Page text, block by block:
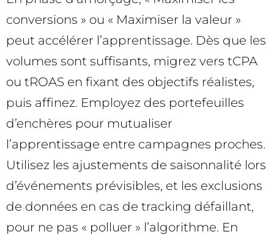
conversions » ou « Maximiser la valeur »
peut accélérer l’apprentissage. Dès que les
volumes sont suffisants, migrez vers tCPA
ou tROAS en fixant des objectifs réalistes,
puis affinez. Employez des portefeuilles
d’enchères pour mutualiser
l’apprentissage entre campagnes proches.
Utilisez les ajustements de saisonnalité lors
d’événements prévisibles, et les exclusions
de données en cas de tracking défaillant,
pour ne pas « polluer » l’algorithme. En